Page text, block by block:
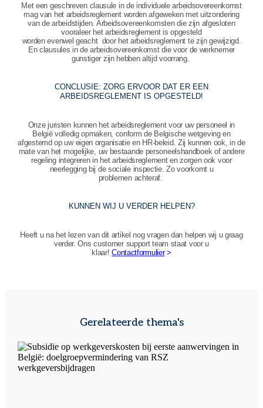
Met een geschreven clausule in de individuele arbeidsovereenkomst
mag van het arbeidsreglement worden afgeweken met uitzondering
van de arbeidstijden. Arbeidsovereenkomsten die zijn afgesloten
vooraleer het arbeidsreglement is opgesteld
worden evenwel geacht door het arbeidsreglement te zijn gewijzigd.
En clausules in de arbeidsovereenkomst die voor de werknemer
gunstiger zijn hebben altijd voorrang.
CONCLUSIE: ZORG ERVOOR DAT ER EEN
ARBEIDSREGLEMENT IS OPGESTELD!
Onze juristen kunnen het arbeidsreglement voor uw personeel in
België volledig opmaken, conform de Belgische wetgeving en
afgestemd op uw eigen organisatie en HR‑beleid. Zij kunnen ook, in de
mate van het mogelijke, uw bestaande personeelshandboek of andere
regeling integreren in het arbeidsreglement en zorgen ook voor
neerlegging bij de sociale inspectie. Zo voorkomt u
problemen achteraf.
KUNNEN WIJ U VERDER HELPEN?
Heeft u na het lezen van dit artikel nog vragen dan helpen wij u graag
verder. Ons customer support team staat voor u
klaar!Contactformulier>
Gerelateerde thema's